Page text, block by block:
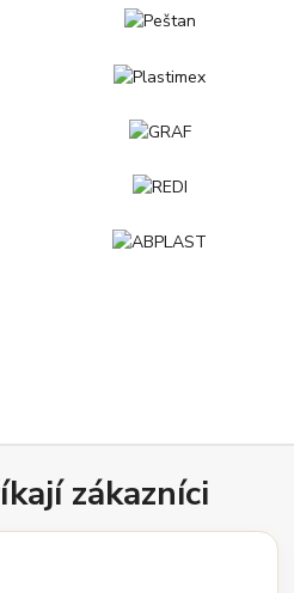
zákazníci